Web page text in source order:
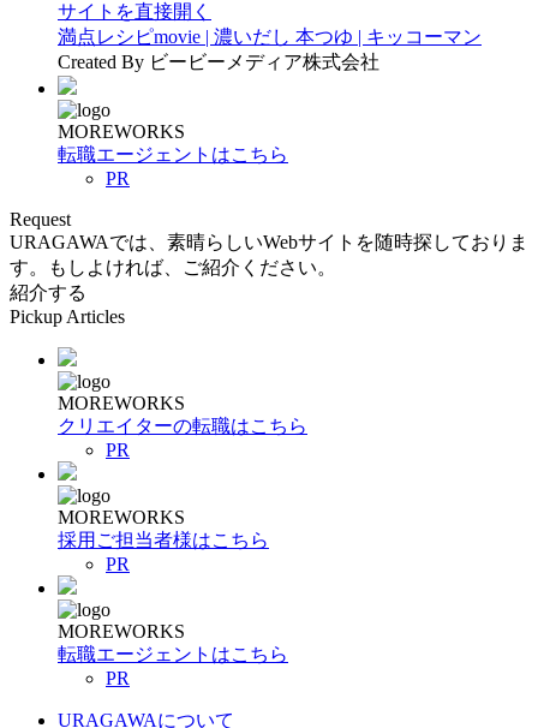
サイトを直接開く
満点レシピmovie | 濃いだし 本つゆ | キッコーマン
Created By ビービーメディア株式会社
MOREWORKS
転職エージェントはこちら
PR
Request
URAGAWAでは、素晴らしいWebサイトを随時探しておりま
す。もしよければ、ご紹介ください。
紹介する
Pickup Articles
MOREWORKS
クリエイターの転職はこちら
PR
MOREWORKS
採用ご担当者様はこちら
PR
MOREWORKS
転職エージェントはこちら
PR
URAGAWAについて